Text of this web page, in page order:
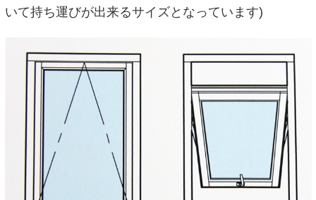
いて持ち運びが出来るサイズとなっています)